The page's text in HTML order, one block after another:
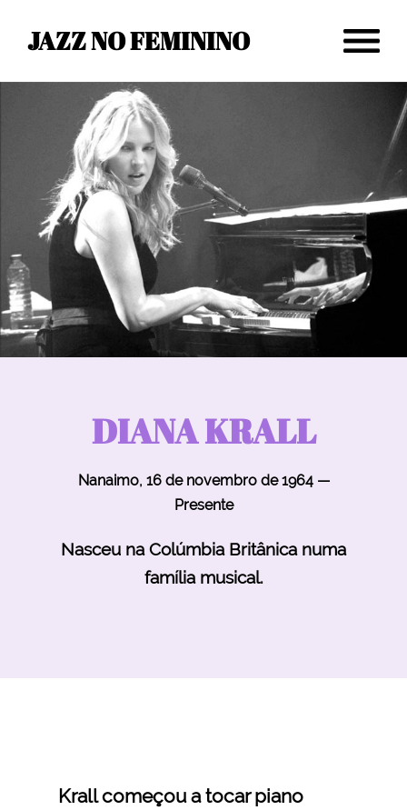
JAZZ NO FEMININO
DIANA KRALL
Nanaimo, 16 de novembro de 1964 —
Presente
Nasceu na Colúmbia Britânica numa
família musical.
Krall começou a tocar piano